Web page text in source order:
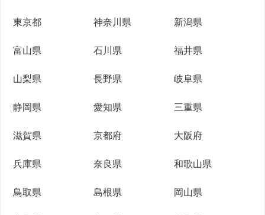
東京都 神奈川県 新潟県
富山県 石川県 福井県
山梨県 長野県 岐阜県
静岡県 愛知県 三重県
滋賀県 京都府 大阪府
兵庫県 奈良県 和歌山県
鳥取県 島根県 岡山県